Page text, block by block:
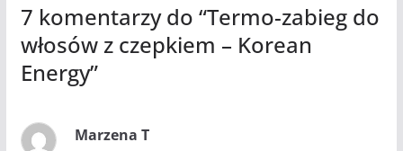
7 komentarzy do “Termo-zabieg do
włosów z czepkiem – Korean
Energy”
Marzena T